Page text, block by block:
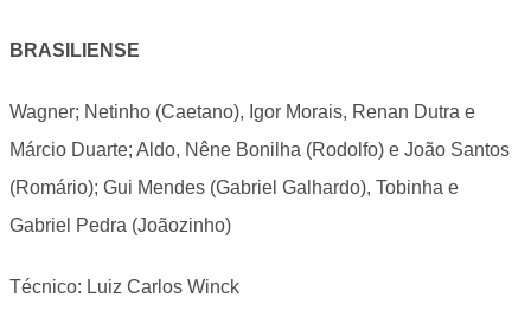
BRASILIENSE
Wagner; Netinho (Caetano), Igor Morais, Renan Dutra e
Márcio Duarte; Aldo, Nêne Bonilha (Rodolfo) e João Santos
(Romário); Gui Mendes (Gabriel Galhardo), Tobinha e
Gabriel Pedra (Joãozinho)
Técnico: Luiz Carlos Winck